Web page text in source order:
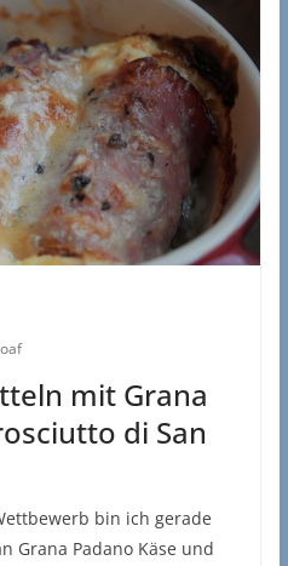
mit Grana
di San
bin ich gerade
Grana Padano Käse und